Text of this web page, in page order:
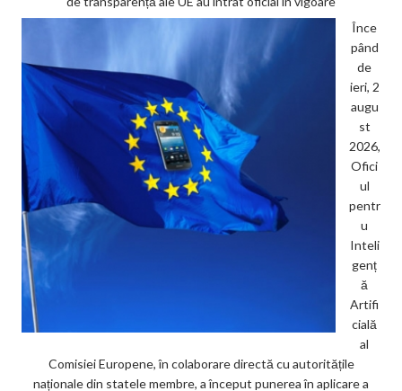
Înce
pând
de
ieri, 2
augu
st
2026,
Ofici
ul
pentr
u
Inteli
genț
ă
Artifi
cială
al
Comisiei Europene, în colaborare directă cu autoritățile
naționale din statele membre, a început punerea în aplicare a